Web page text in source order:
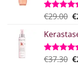
από 5
€29.00 €
€37.30 €